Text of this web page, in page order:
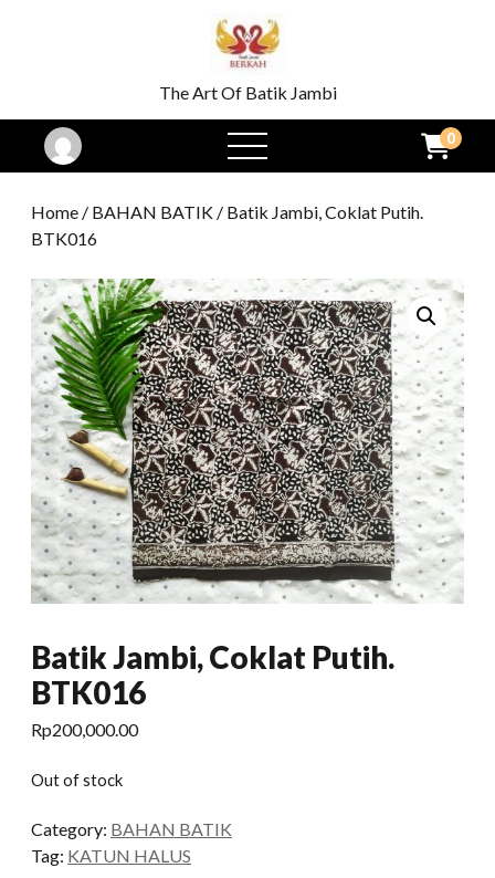
The Art Of Batik Jambi
open
menu
0
Home / BAHAN BATIK / Batik Jambi, Coklat Putih.
BTK016
Batik Jambi, Coklat Putih.
BTK016
Rp200,000.00
Out of stock
Category: BAHAN BATIK
Tag: KATUN HALUS